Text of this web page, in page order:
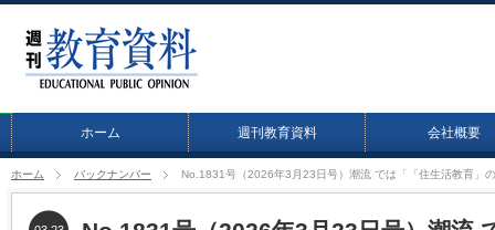
ホーム 週刊教育資料 会社概要
ホーム バックナンバー No.1831号（2026年3月23日号）潮流 では「「住生活教育」